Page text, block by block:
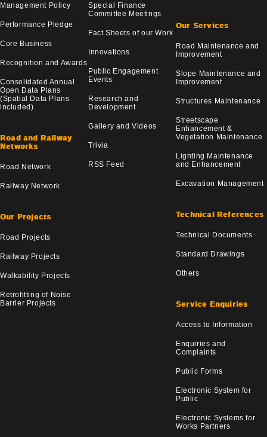
Management Policy
Performance Pledge
Core Business
Recognition and Awards
Consolidated Annual
Open Data Plans
(Spatial Data Plans
included)
Road and Railway
Networks
Road Network
Railway Network
Our Projects
Road Projects
Railway Projects
Walkability Projects
Retrofitting of Noise
Barrier Projects
Special Finance
Committee Meetings
Fact Sheets of our Work
Innovations
Public Engagement
Events
Research and
Development
Gallery and Videos
Trivia
RSS Feed
Our Services
Road Maintenance and
Improvement
Slope Maintenance and
Improvement
Structures Maintenance
Streetscape
Enhancement &
Vegetation Maintenance
Lighting Maintenance
and Enhancement
Excavation Management
Technical References
Technical Documents
Standard Drawings
Others
Service Enquiries
Access to Information
Enquiries and
Complaints
Public Forms
Electronic System for
Public
Electronic Systems for
Works Partners